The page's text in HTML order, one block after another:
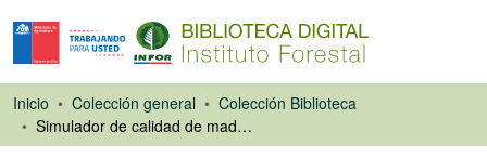
Inicio Colección general
Colección Biblioteca
Simulador de calidad de madera basado en la arquitectura de copa de Pino radiata (Pinus radiata D.Don) para apoyo en procesos de manejo forestal: [Formulación de proyecto]